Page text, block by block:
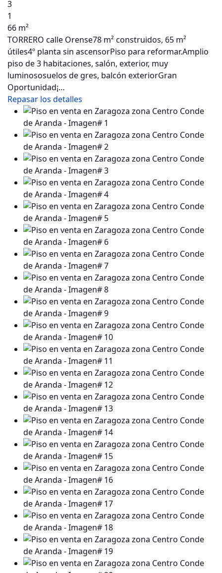
3
1
66 m²
TORRERO calle Orense78 m² construidos, 65 m²
útiles4º planta sin ascensorPiso para reformar.Amplio
piso de 3 habitaciones, salón, exterior, muy
luminososuelos de gres, balcón exteriorGran
Oportunidad¡…
Repasar los detalles